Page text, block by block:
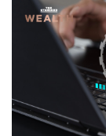
หลิวเซียะ ภรร
โนเบลให้แก่ผู้เ
1989 ที่จัตุรัสเ
ควบคุมตัวไว้ใ
ของเธอได้รับร
อย่างรุนแรง